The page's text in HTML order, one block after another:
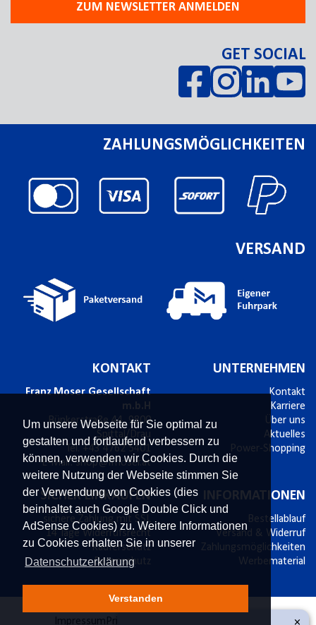
Um unsere Webseite für Sie optimal zu
gestalten und fortlaufend verbessern zu
können, verwenden wir Cookies. Durch die
weitere Nutzung der Webseite stimmen Sie
der Verwendung von Cookies (dies
beinhaltet auch Google Double Click und
AdSense Cookies) zu. Weitere Informationen
zu Cookies erhalten Sie in unserer
Datenschutzerklärung
Verstanden
ZUM NEWSLETTER ANMELDEN
GET SOCIAL
ZAHLUNGSMÖGLICHKEITEN
VERSAND
KONTAKT
Franz Moser Gesellschaft
m.b.H
Bünkerstraße 44,9800
Spittal/Drau
Tel. +43 4762 5401
E-Mail: shop@fmoser.at
UNTERNEHMEN
Kontakt
Karriere
Über uns
Aktuelles
Power-Shopping
SICHER EINKAUFEN
sichere Zahlung mit SSL
14 Tage Widerrufsrecht
Käuferschutz
Datenschutz
INFORMATIONEN
Bestellablauf
Versand & Widerruf
Zahlungsmöglichkeiten
Werbematerial
ImpressumPrivatsphäre und Datenschutz